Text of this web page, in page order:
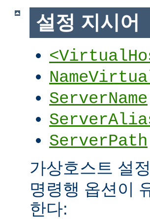
설정 지시어
ServerName
ServerPath
가상호스트 설
명령행 옵션이
한다: